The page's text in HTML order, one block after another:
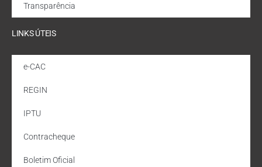
Transparência
LINKS ÚTEIS
e-CAC
REGIN
IPTU
Contracheque
Boletim Oficial